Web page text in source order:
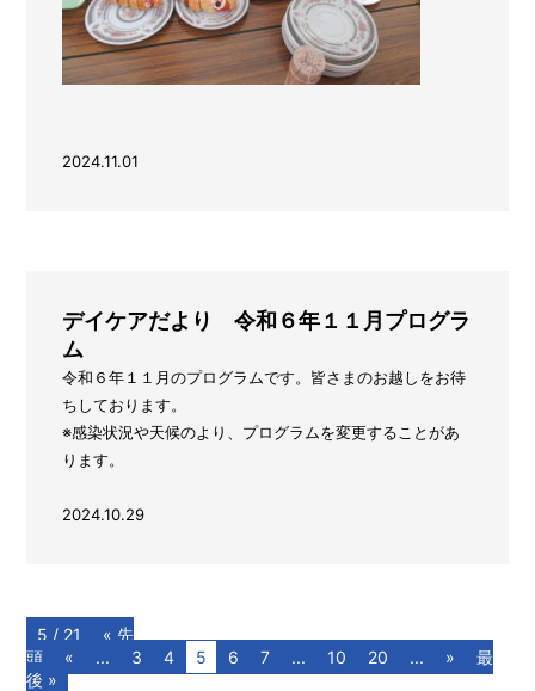
2024.11.01
デイケアだより 令和６年１１月プログラ
ム
令和６年１１月のプログラムです。皆さまのお越しをお待
ちしております。
※感染状況や天候のより、プログラムを変更することがあ
ります。
2024.10.29
5 / 21
« 先
頭
« ... 3 4 5 6 7 ... 10 20 ... »
最
後 »